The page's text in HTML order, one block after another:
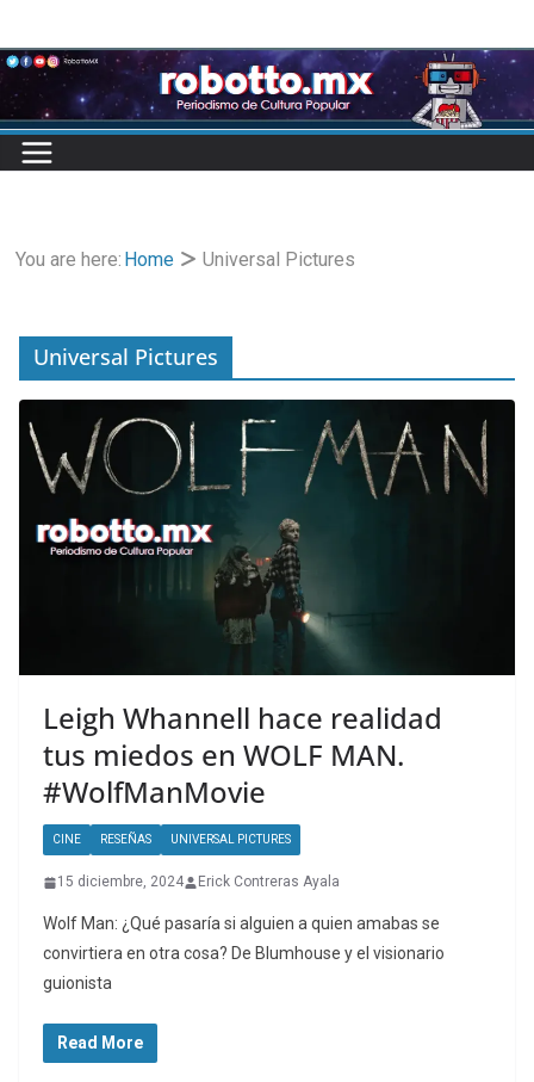
to
content
You are here: Home Universal Pictures
Universal Pictures
Leigh Whannell hace realidad
tus miedos en WOLF MAN.
#WolfManMovie
CINE RESEÑAS UNIVERSAL PICTURES
15 diciembre, 2024 Erick Contreras Ayala
Wolf Man: ¿Qué pasaría si alguien a quien amabas se
convirtiera en otra cosa? De Blumhouse y el visionario
guionista
Read More